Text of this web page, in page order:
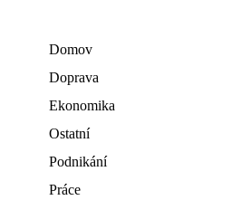
Domov
Doprava
Ekonomika
Ostatní
Podnikání
Práce